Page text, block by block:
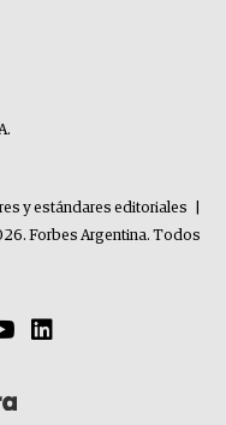
y estándares editoriales
Forbes Argentina. Todos